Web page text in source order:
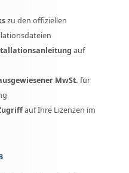
zu den offiziellen
auf
MwSt. für
auf Ihre Lizenzen im